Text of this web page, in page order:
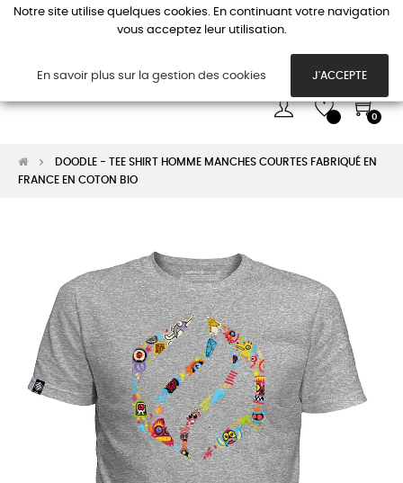
la
0
DOODLE - TEE SHIRT HOMME MANCHES COURTES FABRIQUÉ EN
FRANCE EN COTON BIO
Notre site utilise quelques cookies. En continuant votre navigation
vous acceptez leur utilisation.
En savoir plus sur la gestion des cookies J'ACCEPTE